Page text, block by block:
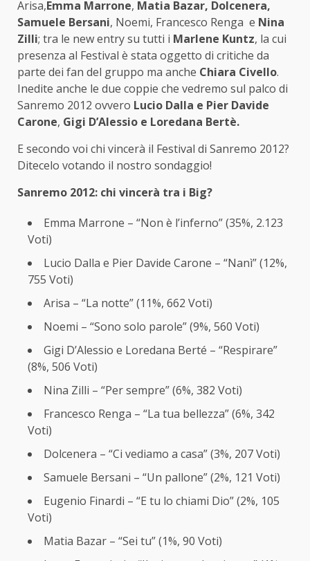
Arisa,Emma Marrone, Matia Bazar, Dolcenera,
Samuele Bersani, Noemi, Francesco Renga e Nina
Zilli; tra le new entry su tutti i Marlene Kuntz, la cui
presenza al Festival è stata oggetto di critiche da
parte dei fan del gruppo ma anche Chiara Civello.
Inedite anche le due coppie che vedremo sul palco di
Sanremo 2012 ovvero Lucio Dalla e Pier Davide
Carone, Gigi D’Alessio e Loredana Bertè.
E secondo voi chi vincerà il Festival di Sanremo 2012?
Ditecelo votando il nostro sondaggio!
Sanremo 2012: chi vincerà tra i Big?
Emma Marrone – “Non è l’inferno” (35%, 2.123
Voti)
Lucio Dalla e Pier Davide Carone – “Nanì” (12%,
755 Voti)
Arisa – “La notte” (11%, 662 Voti)
Noemi – “Sono solo parole” (9%, 560 Voti)
Gigi D’Alessio e Loredana Berté – “Respirare”
(8%, 506 Voti)
Nina Zilli – “Per sempre” (6%, 382 Voti)
Francesco Renga – “La tua bellezza” (6%, 342
Voti)
Dolcenera – “Ci vediamo a casa” (3%, 207 Voti)
Samuele Bersani – “Un pallone” (2%, 121 Voti)
Eugenio Finardi – “E tu lo chiami Dio” (2%, 105
Voti)
Matia Bazar – “Sei tu” (1%, 90 Voti)